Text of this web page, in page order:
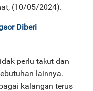
(10/05/2024).
Diberi
perlu takut dan
lainnya.
kalangan terus